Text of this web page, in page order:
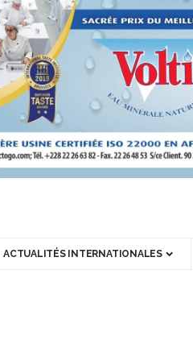
ACTUALITÉS INTERNATIONALES